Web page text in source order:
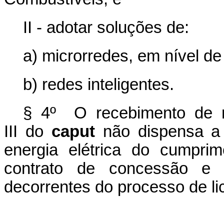
II - adotar soluções de:
a) microrredes, em nível
b) redes inteligentes.
§ 4º O recebimento de
III do caputnão dispensa a
energia elétrica do
contrato de concessão e
decorrentes do processo de